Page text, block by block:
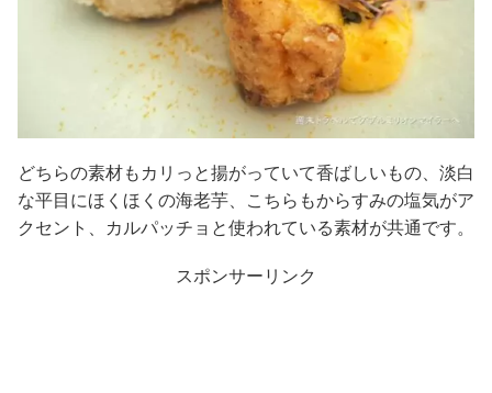
どちらの素材もカリっと揚がっていて香ばしいもの、淡白
な平目にほくほくの海老芋、こちらもからすみの塩気がア
クセント、カルパッチョと使われている素材が共通です。
スポンサーリンク